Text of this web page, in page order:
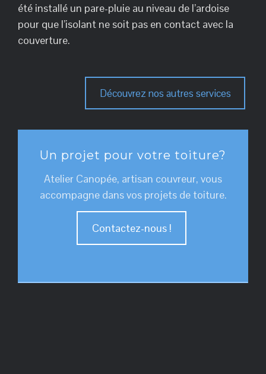
été installé un pare-pluie au niveau de l’ardoise
pour que l’isolant ne soit pas en contact avec la
couverture.
Découvrez nos autres services
Un projet pour votre toiture?
Atelier Canopée, artisan couvreur, vous
accompagne dans vos projets de toiture.
Contactez-nous !